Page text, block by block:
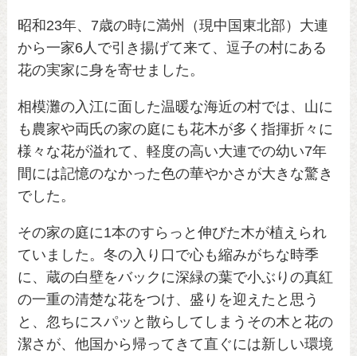
昭和23年、7歳の時に満州（現中国東北部）大連
から一家6人で引き揚げて来て、逗子の村にある
花の実家に身を寄せました。
相模灘の入江に面した温暖な海近の村では、山に
も農家や両氏の家の庭にも花木が多く指揮折々に
様々な花が溢れて、軽度の高い大連での幼い7年
間には記憶のなかった色の華やかさが大きな驚き
でした。
その家の庭に1本のすらっと伸びた木が植えられ
ていました。冬の入り口で心も縮みがちな時季
に、蔵の白壁をバックに深緑の葉で小ぶりの真紅
の一重の清楚な花をつけ、盛りを迎えたと思う
と、忽ちにスパッと散らしてしまうその木と花の
潔さが、他国から帰ってきて直ぐには新しい環境